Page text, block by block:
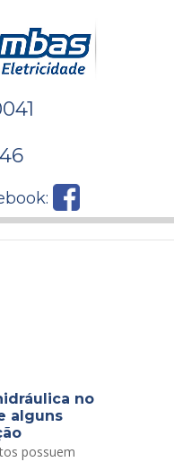
no
alguns
possuem